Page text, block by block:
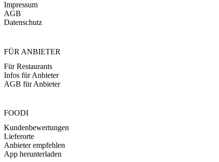
Impressum
AGB
Datenschutz
FÜR ANBIETER
Für Restaurants
Infos für Anbieter
AGB für Anbieter
FOODI
Kundenbewertungen
Lieferorte
Anbieter empfehlen
App herunterladen